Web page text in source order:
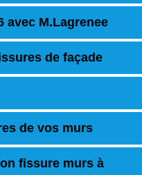
avec M.Lagrenee
de façade
de vos murs
fissure murs à